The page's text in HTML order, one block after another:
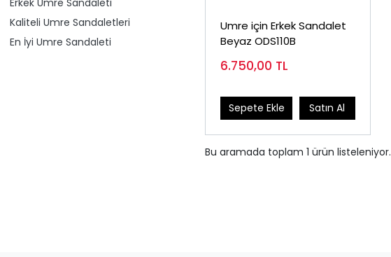
Kaliteli Umre Sandaletleri
En İyi Umre Sandaleti
Umre için Erkek Sandalet
Beyaz ODS110B
6.750,00 TL
Sepete Ekle Satın Al
Bu aramada toplam 1 ürün listeleniyor.